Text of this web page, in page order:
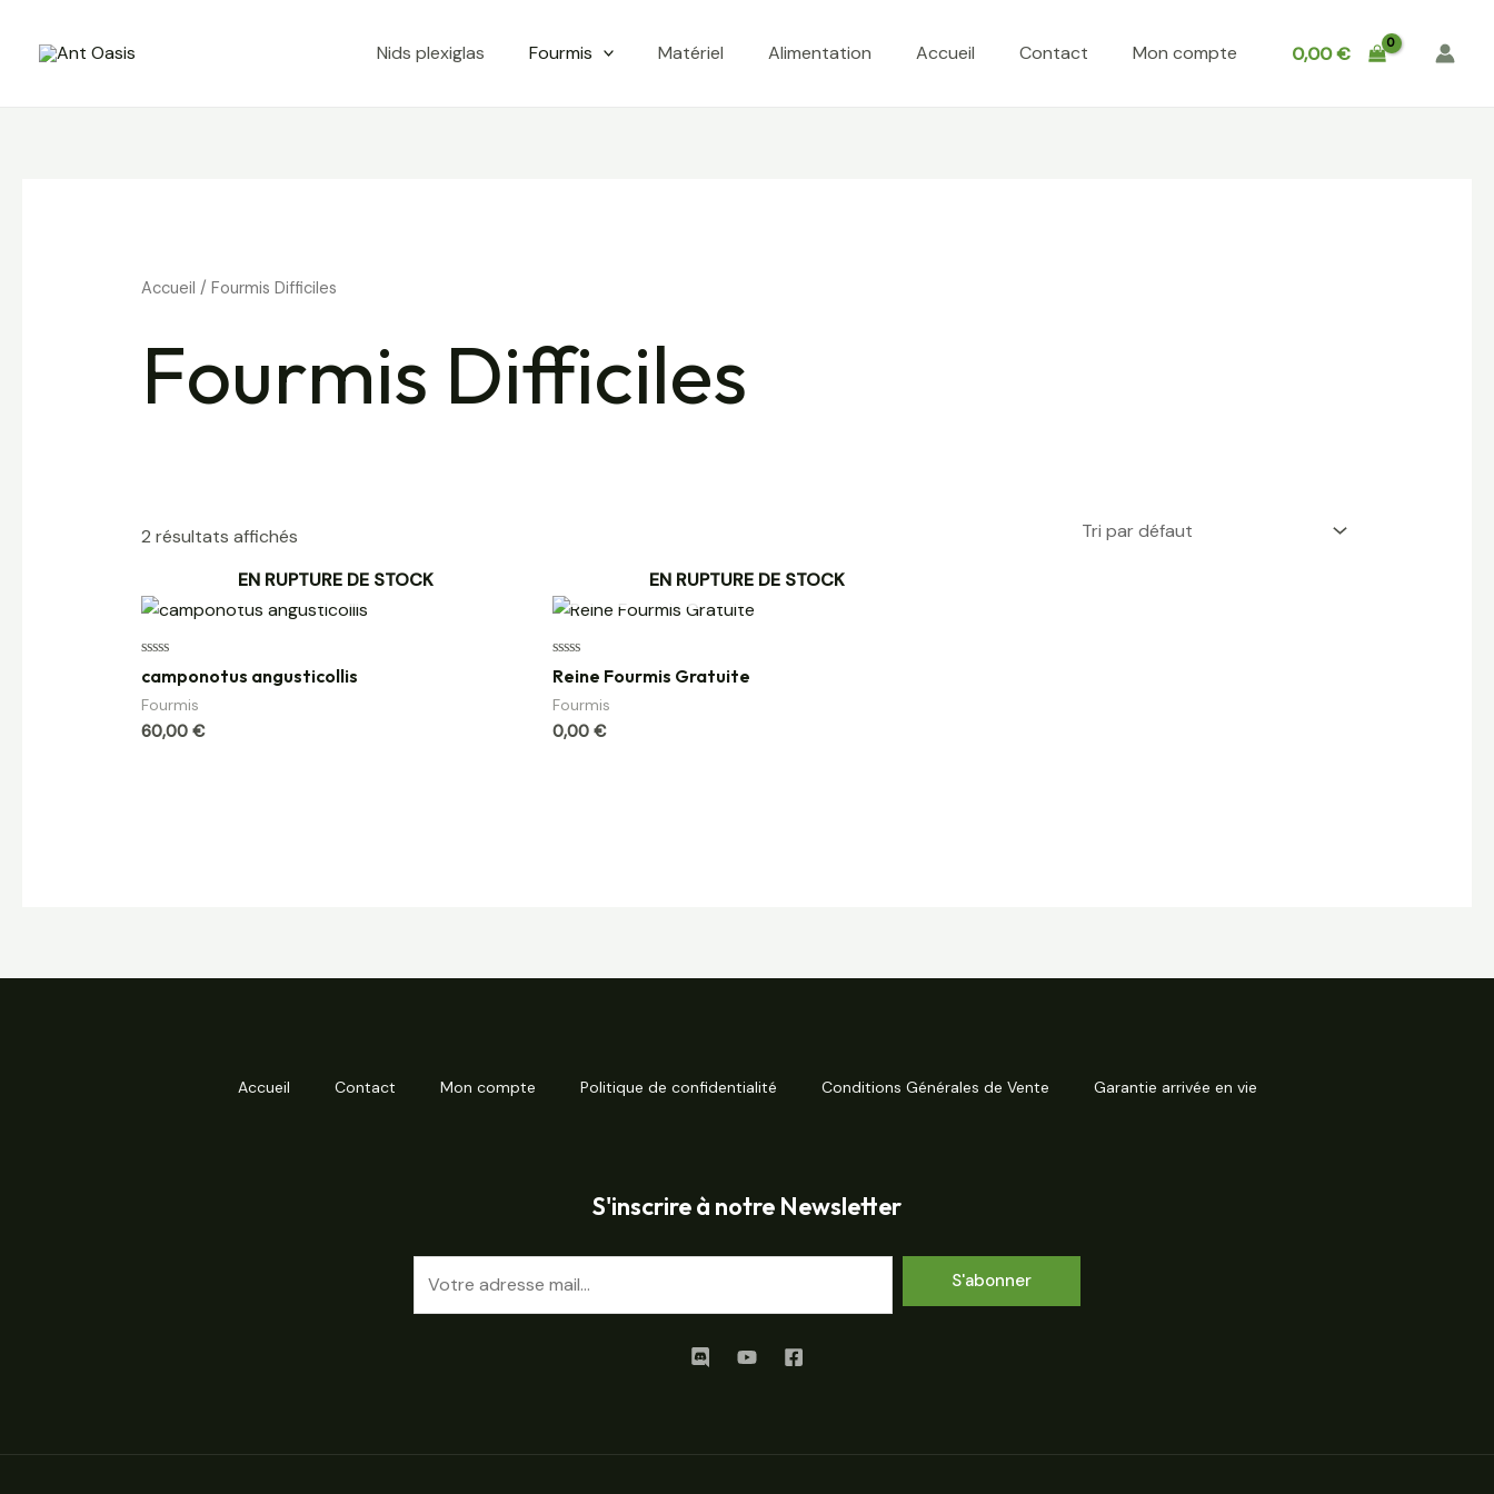
Nids plexiglas Fourmis Matériel Alimentation Accueil Contact Mon compte 0,00€
Accueil / Fourmis Difficiles
Fourmis Difficiles
2 résultats affichés
EN RUPTURE DE STOCK
0
sur
5
camponotus angusticollis
Fourmis
60,00 €
EN RUPTURE DE STOCK
Note
0
sur
5
Reine Fourmis Gratuite
Fourmis
0,00 €
Accueil Contact Mon compte Politique de confidentialité Conditions Générales de Vente Garantie arrivée en vie
S'inscrire à notre Newsletter
S'abonner